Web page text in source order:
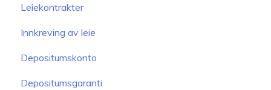
Leiekontrakter
Innkreving av leie
Depositumskonto
Depositumsgaranti